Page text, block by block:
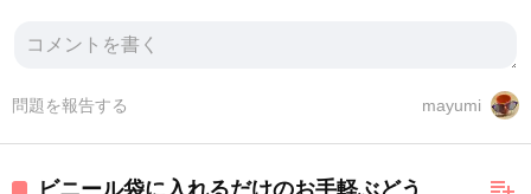
mayumi
問題を報告する
playlist_add